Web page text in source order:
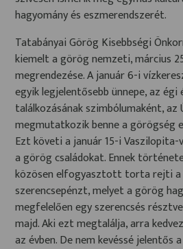
hagyomány és eszmerendszerét.
Tatabányai Görög Kisebbségi
kiemelt a görög nemzeti, március
megrendezése. A január 6-i
egyik legjelentősebb ünnepe, az
találkozásának szimbólumaként, az
megmutatkozik benne a görögség
Ezt követi a január 15-i Vaszilopita-
a görög családokat. Ennek
közösen elfogyasztott torta rejti a
szerencsepénzt, melyet a görög
megfelelően egy szerencsés
majd. Aki ezt megtalálja, arra
az évben. De nem kevéssé jelentős